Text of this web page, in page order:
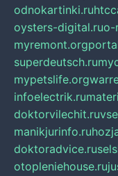
odnokartinki.ru
oysters-digital.ruo-
myremont.org
superdeutsch.ru
mypetslife.org
infoelectrik.ru
doktorvilechit.ru
manikjurinfo.ru
doktoradvice.ru
otopleniehouse.ru